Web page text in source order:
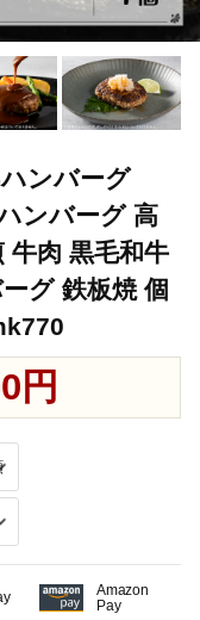
ハンバーグ
ンバーグ 高
牛肉 黒毛和牛
グ 鉄板焼 個
円
Amazon
Pay